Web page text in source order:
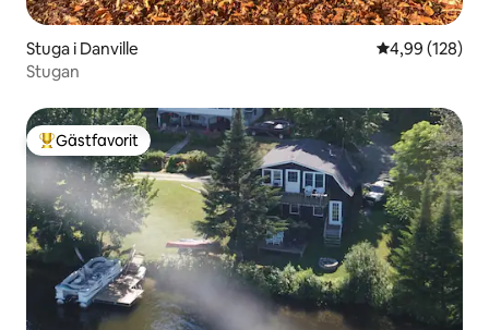
Stuga i Danville 4,99 av 5 i
4,99 (128)
Stugan
Populär gästfavorit
Gästfavorit